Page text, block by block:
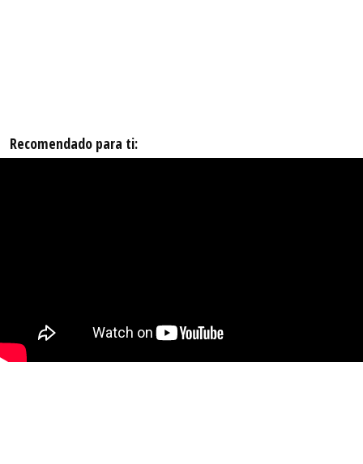
Recomendado para ti: